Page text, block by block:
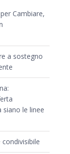
Cambiare,
a sostegno
siano le linee